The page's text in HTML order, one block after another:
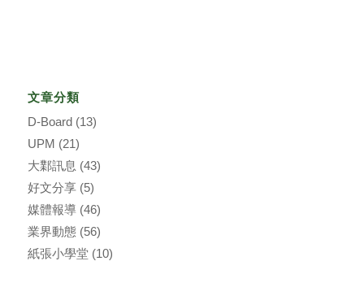
文章分類
D-Board(13)
UPM (21)
大鄴訊息 (43)
好文分享(5)
媒體報導(46)
業界動態(56)
紙張小學堂 (10)